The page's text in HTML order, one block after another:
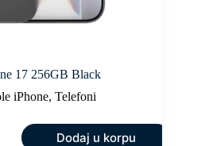
17 256GB Black
iPhone, Telefoni
Dodaj u korpu